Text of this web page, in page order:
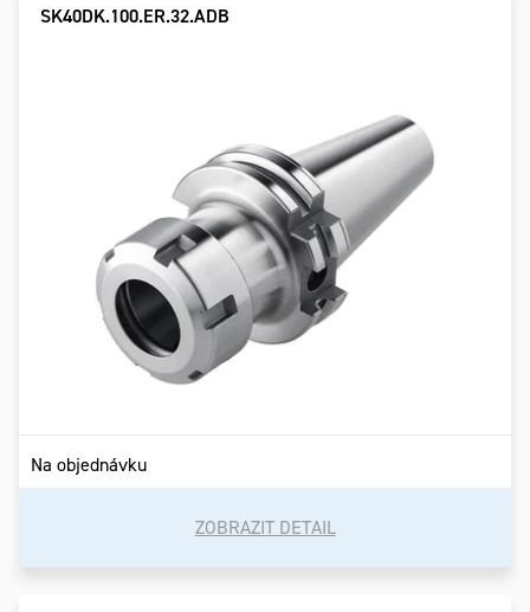
SK40DK.100.ER.32.ADB
Na objednávku
ZOBRAZIT DETAIL